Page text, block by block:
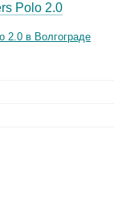
Polo 2.0